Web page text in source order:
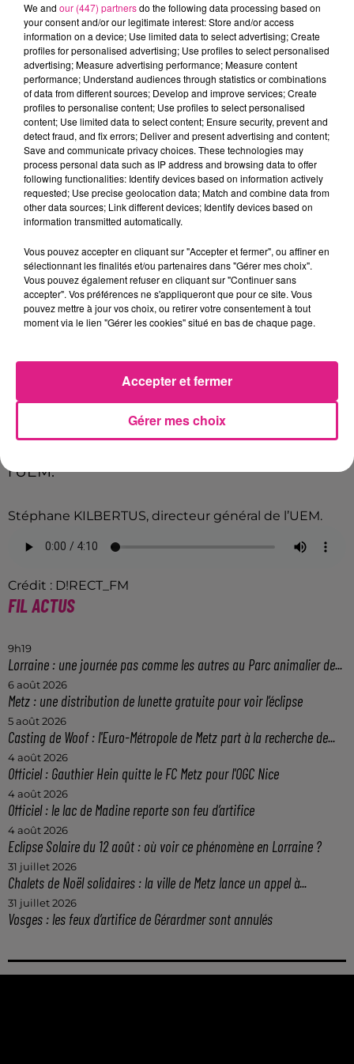
L’entreprise aux 160 000 clients continue de
développer sa transition écologique.Il aide
les Mosellans dans leur électrification de
leurs usages.Les bornes de recharges
électriques et le développement des
pompes à chaleurconstituent un point
important dans cette société. UEMcontinue
de favoriser les économies et la sobriété
énergétique auprès de leurs
consommateurs.
Pour la partie négative, les usagers de
l'industrie prévoient de subir une possible
hausse de 10 % sur les factures d'électricité
pour le premier trimestre 2024.Cette hausse
taxe.“Aujourd’hui, les choses ne sont pas
complètement arrêtées, mais il est probable
effectivement qu'il y est une augmentation
au début du mois de février 2024” confie
l’UEM.
Stéphane KILBERTUS, directeur général de l’UEM.
Crédit : D!RECT_FM
FIL ACTUS
9h19
Lorraine : une journée pas comme les autres au Parc animalier de...
6 août 2026
Metz : une distribution de lunette gratuite pour voir l’éclipse
5 août 2026
Casting de Woof : l'Euro-Métropole de Metz part à la recherche de...
4 août 2026
Officiel : Gauthier Hein quitte le FC Metz pour l'OGC Nice
4 août 2026
Officiel : le lac de Madine reporte son feu d’artifice
4 août 2026
Eclipse Solaire du 12 août : où voir ce phénomène en Lorraine ?
31 juillet 2026
Chalets de Noël solidaires : la ville de Metz lance un appel à...
31 juillet 2026
Vosges : les feux d’artifice de Gérardmer sont annulés
We and our (447) partnersdo the following data processing based on
your consent and/or our legitimate interest: Store and/or access
information on a device; Use limited data to select advertising; Create
profiles for personalised advertising; Use profiles to select personalised
advertising; Measure advertising performance; Measure content
performance; Understand audiences through statistics or combinations
of data from different sources; Develop and improve services; Create
profiles to personalise content; Use profiles to select personalised
content; Use limited data to select content; Ensure security, prevent and
detect fraud, and fix errors; Deliver and present advertising and content;
Save and communicate privacy choices. These technologies may
process personal data such as IP address and browsing data to offer
following functionalities: Identify devices based on information actively
requested; Use precise geolocation data; Match and combine data from
other data sources; Link different devices; Identify devices based on
information transmitted automatically.
Vous pouvez accepter en cliquant sur "Accepter et fermer", ou affiner en
sélectionnant les finalités et/ou partenaires dans "Gérer mes choix".
Vous pouvez également refuser en cliquant sur "Continuer sans
accepter". Vos préférences ne s'appliqueront que pour ce site. Vous
pouvez mettre à jour vos choix, ou retirer votre consentement à tout
moment via le lien "Gérer les cookies" situé en bas de chaque page.
Gérer mes choix
Accepter et fermer